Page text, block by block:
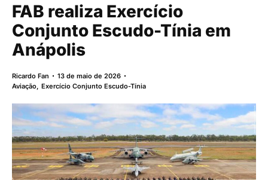
FAB realiza Exercício
Conjunto Escudo-Tínia em
Anápolis
Ricardo Fan
13 de maio de 2026
Aviação,Exercício Conjunto Escudo-Tínia